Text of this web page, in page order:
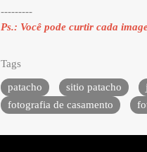
---------
Ps.: Você pode curtir cada
Tags
patacho sitio patacho
fotografia de casamento